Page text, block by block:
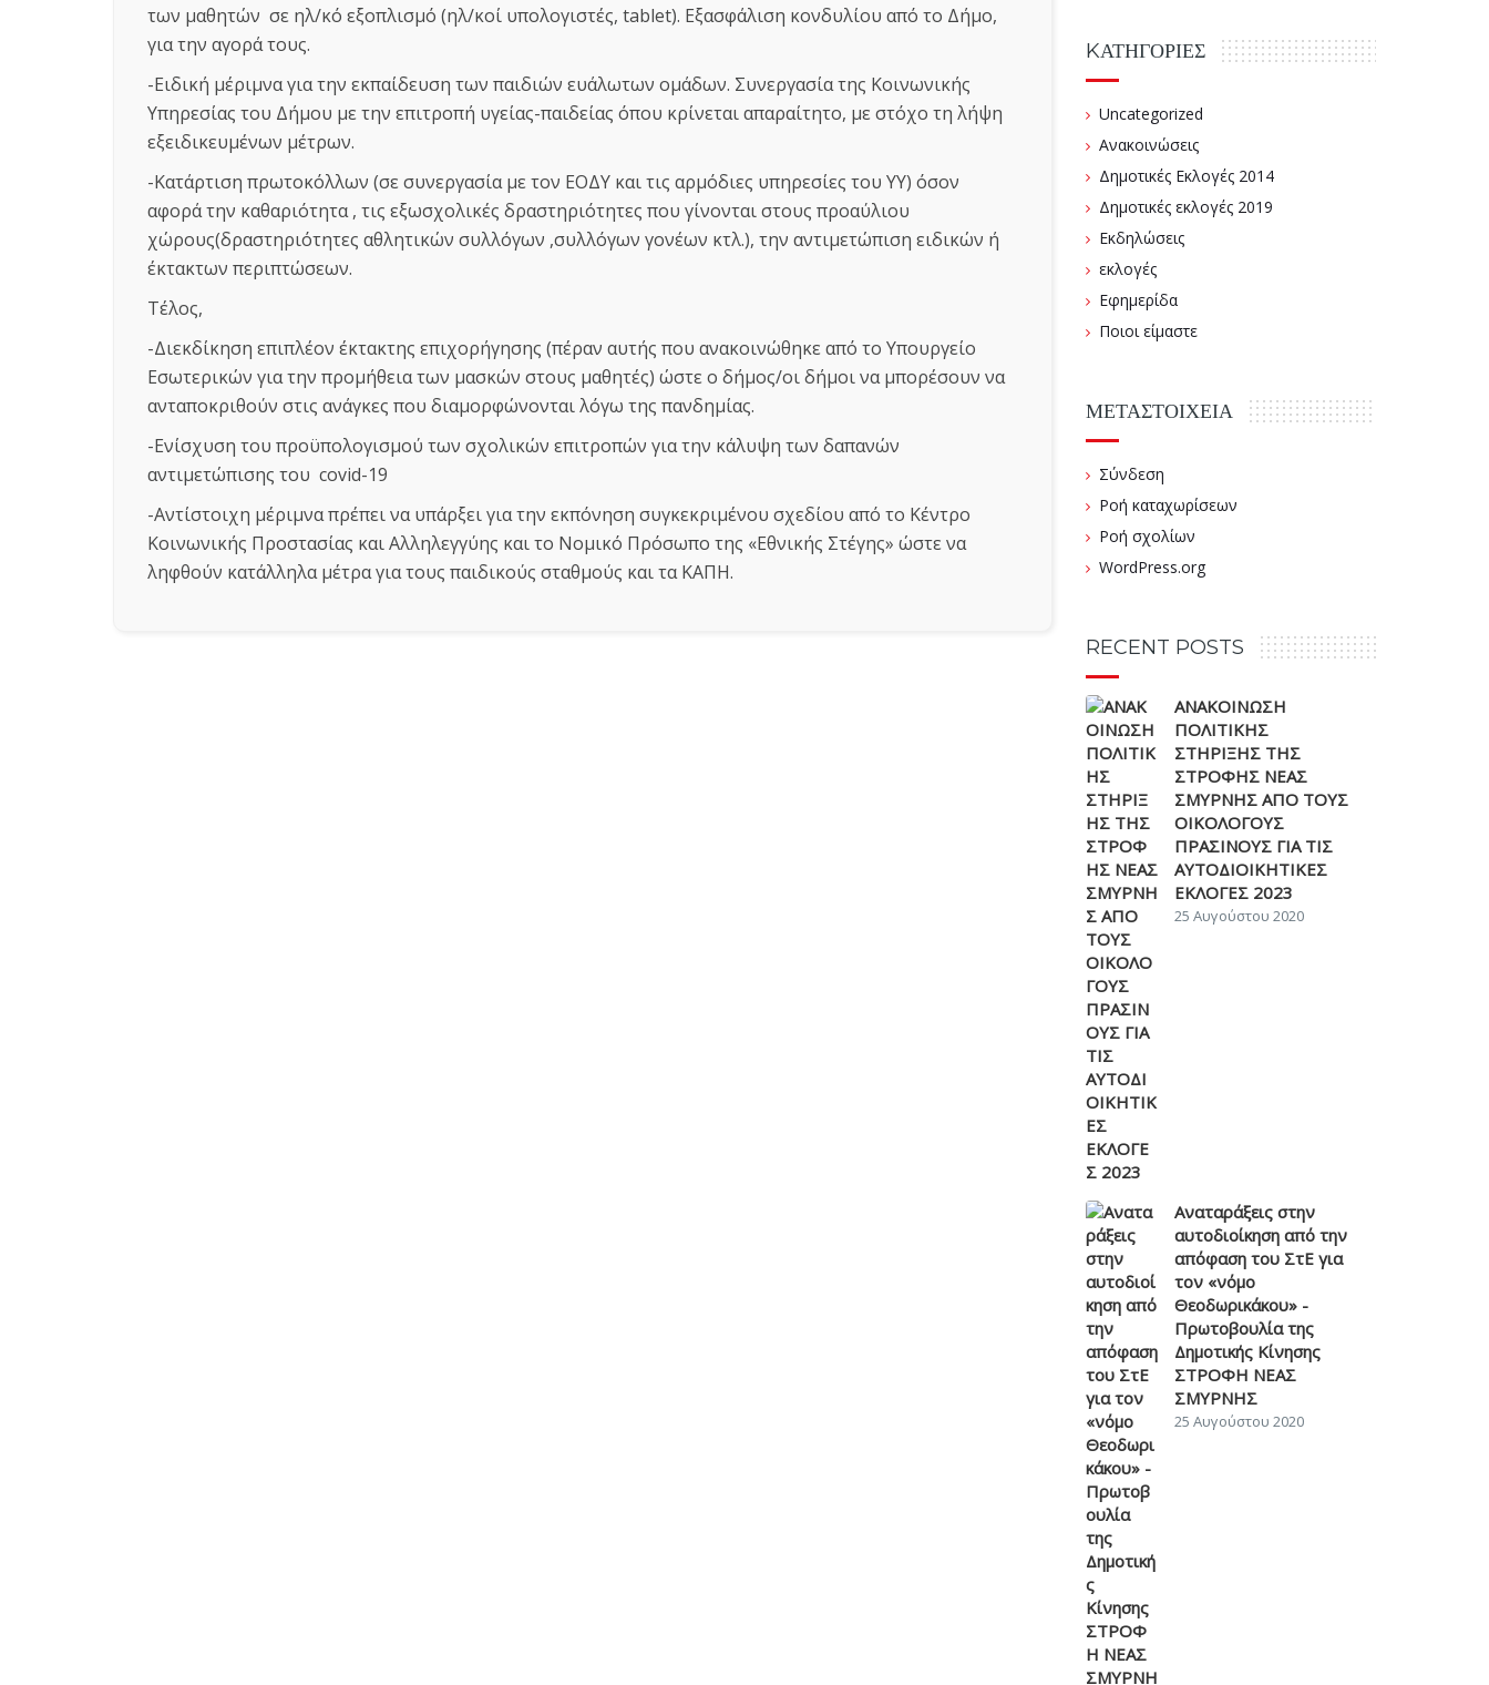
των μαθητών σε ηλ/κό εξοπλισμό (ηλ/κοί υπολογιστές, tablet). Εξασφάλιση κονδυλίου από το Δήμο,
για την αγορά τους.
-Ειδική μέριμνα για την εκπαίδευση των παιδιών ευάλωτων ομάδων. Συνεργασία της Κοινωνικής
Υπηρεσίας του Δήμου με την επιτροπή υγείας-παιδείας όπου κρίνεται απαραίτητο, με στόχο τη λήψη
εξειδικευμένων μέτρων.
-Κατάρτιση πρωτοκόλλων (σε συνεργασία με τον ΕΟΔΥ και τις αρμόδιες υπηρεσίες του ΥΥ) όσον
αφορά την καθαριότητα , τις εξωσχολικές δραστηριότητες που γίνονται στους προαύλιου
χώρους(δραστηριότητες αθλητικών συλλόγων ,συλλόγων γονέων κτλ.), την αντιμετώπιση ειδικών ή
έκτακτων περιπτώσεων.
Τέλος,
-Διεκδίκηση επιπλέον έκτακτης επιχορήγησης (πέραν αυτής που ανακοινώθηκε από το Υπουργείο
Εσωτερικών για την προμήθεια των μασκών στους μαθητές) ώστε ο δήμος/οι δήμοι να μπορέσουν να
ανταποκριθούν στις ανάγκες που διαμορφώνονται λόγω της πανδημίας.
-Ενίσχυση του προϋπολογισμού των σχολικών επιτροπών για την κάλυψη των δαπανών
αντιμετώπισης του covid-19
-Αντίστοιχη μέριμνα πρέπει να υπάρξει για την εκπόνηση συγκεκριμένου σχεδίου από το Κέντρο
Κοινωνικής Προστασίας και Αλληλεγγύης και το Νομικό Πρόσωπο της «Εθνικής Στέγης» ώστε να
ληφθούν κατάλληλα μέτρα για τους παιδικούς σταθμούς και τα ΚΑΠΗ.
KΑΤΗΓΟΡΊΕΣ
Uncategorized
Ανακοινώσεις
Δημοτικές Εκλογές 2014
Δημοτικές εκλογές 2019
Εκδηλώσεις
εκλογές
Εφημερίδα
Ποιοι είμαστε
ΜΕΤΑΣΤΟΙΧΕΊΑ
Σύνδεση
Ροή καταχωρίσεων
Ροή σχολίων
WordPress.org
RECENT POSTS
ΑΝΑΚΟΙΝΩΣΗ
ΠΟΛΙΤΙΚΗΣ
ΣΤΗΡΙΞΗΣ ΤΗΣ
ΣΤΡΟΦΗΣ ΝΕΑΣ
ΣΜΥΡΝΗΣ ΑΠΟ ΤΟΥΣ
ΟΙΚΟΛΟΓΟΥΣ
ΠΡΑΣΙΝΟΥΣ ΓΙΑ ΤΙΣ
ΑΥΤΟΔΙΟΙΚΗΤΙΚΕΣ
ΕΚΛΟΓΕΣ 2023
25 Αυγούστου 2020
Αναταράξεις στην
αυτοδιοίκηση από την
απόφαση του ΣτΕ για
τον «νόμο
Θεοδωρικάκου» -
Πρωτοβουλία της
Δημοτικής Κίνησης
ΣΤΡΟΦΗ ΝΕΑΣ
ΣΜΥΡΝΗΣ
25 Αυγούστου 2020